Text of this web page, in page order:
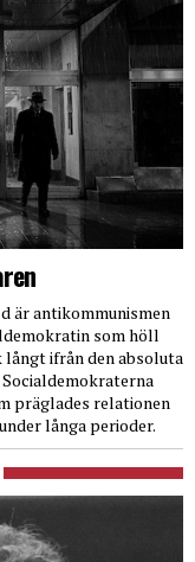
är antikommunismen
som höll
långt ifrån den absoluta
präglades relationen
långa perioder.